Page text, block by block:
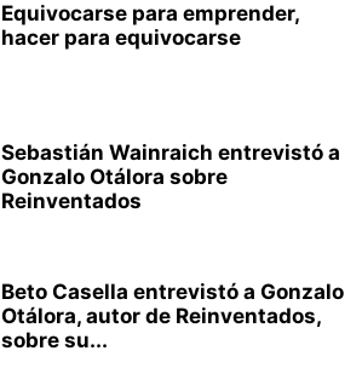
Equivocarse para emprender,
hacer para equivocarse
Sebastián Wainraich entrevistó a
Gonzalo Otálora sobre
Reinventados
Beto Casella entrevistó a Gonzalo
Otálora, autor de Reinventados,
sobre su...